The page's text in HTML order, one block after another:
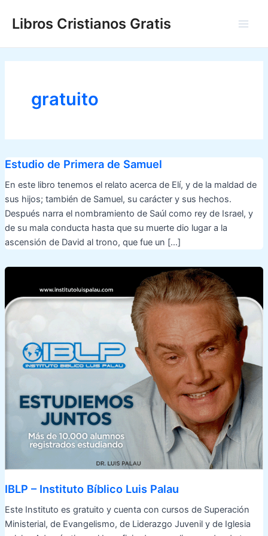
Libros Cristianos Gratis
gratuito
Estudio de Primera de Samuel
En este libro tenemos el relato acerca de Elí, y de la maldad de
sus hijos; también de Samuel, su carácter y sus hechos.
Después narra el nombramiento de Saúl como rey de Israel, y
de su mala conducta hasta que su muerte dio lugar a la
ascensión de David al trono, que fue un […]
IBLP – Instituto Bíblico Luis Palau
Este Instituto es gratuito y cuenta con cursos de Superación
Ministerial, de Evangelismo, de Liderazgo Juvenil y de Iglesia